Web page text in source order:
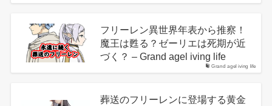
Grand agel iving life
フリーレン異世界年表から推察！
魔王は甦る？ゼーリエは死期が近
づく？ – Grand agel iving life
葬送のフリーレンに登場する黄金